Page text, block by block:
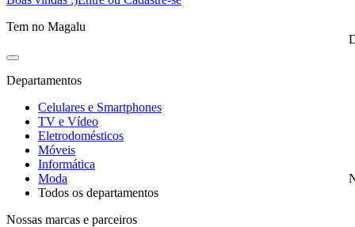
Tem no Magalu
Departamentos
Celulares e Smartphones
TV e Vídeo
Eletrodomésticos
Móveis
Informática
Moda
Todos os departamentos
Nossas marcas e parceiros